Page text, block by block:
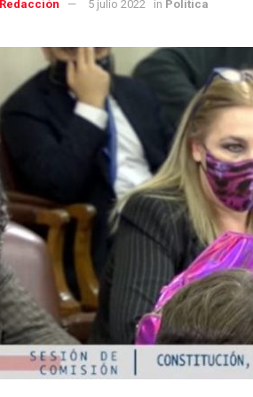
Redacción 5 julio 2022 in Política